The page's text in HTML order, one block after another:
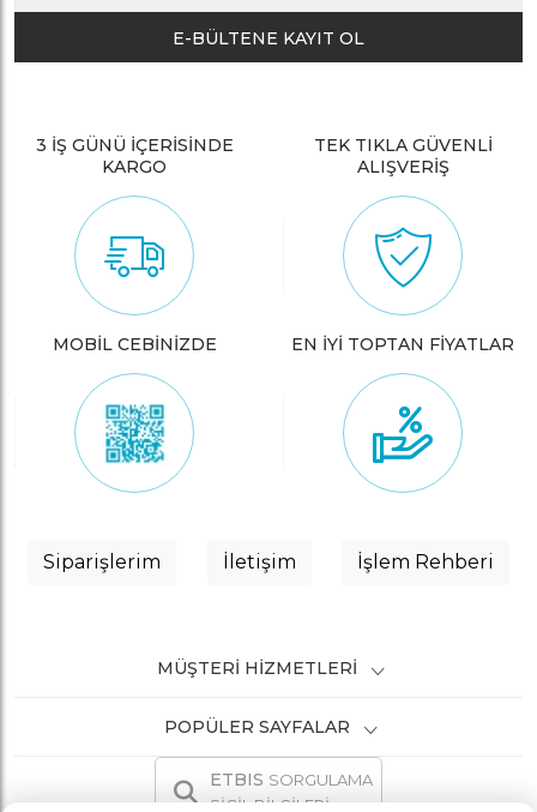
E-BÜLTENE KAYIT OL
3 İŞ GÜNÜ İÇERİSİNDE
KARGO
TEK TIKLA GÜVENLİ
ALIŞVERİŞ
MOBİL CEBİNİZDE EN İYİ TOPTAN FİYATLAR
Siparişlerim İletişim İşlem Rehberi
MÜŞTERI HIZMETLERI
POPÜLER SAYFALAR
ETBIS SORGULAMA
SİCİL BİLGİLERİ